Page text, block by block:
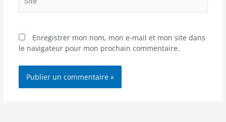
Enregistrer mon nom, mon e-mail et mon site dans
le navigateur pour mon prochain commentaire.